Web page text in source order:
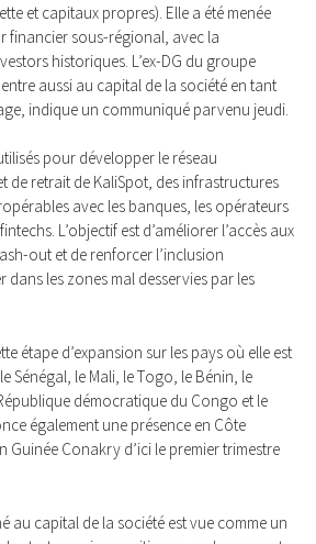
et capitaux propres). Elle a été menée
financier sous-régional, avec la
historiques. L’ex-DG du groupe
aussi au capital de la société en tant
indique un communiqué parvenu jeudi.
pour développer le réseau
de retrait de KaliSpot, des infrastructures
avec les banques, les opérateurs
L’objectif est d’améliorer l’accès aux
out et de renforcer l’inclusion
les zones mal desservies par les
étape d’expansion sur les pays où elle est
Sénégal, le Mali, le Togo, le Bénin, le
démocratique du Congo et le
également une présence en Côte
Guinée Conakry d’ici le premier trimestre
au capital de la société est vue comme un